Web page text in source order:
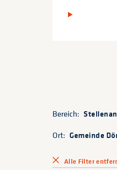
Bereich:
Ort: Gemeinde
Alle Filter